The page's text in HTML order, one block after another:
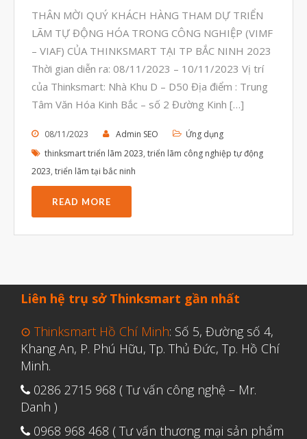
Tháng Bảy 2022
Tháng Sáu 2022
Tháng Năm 2022
Tháng Ba 2022
Tháng Một 2022
Tháng Năm 2021
Tháng Ba 2021
Tháng Mười Hai 2020
THÂN MỜI QUÝ KHÁCH HÀNG THAM DỰ TRIỂN
LÃM TỰ ĐỘNG HÓA TRONG CÔNG NGHIỆP (VIMF
– VIAF) CỦA THINKSMART TẠI TP BẮC NINH 2023
Thời gian diễn ra: 08/11/2023 – 10/11/2023 Vị trí
của Thinksmart: Nhà Khu D – D50 Địa điểm : Trung
Tâm Văn Hóa Kinh Bắc – số 2 Đường Kinh […]
08/11/2023 Admin SEO
Ứng dụng
thinksmart triển lãm 2023, triển lãm công nghiệp tự động
2023, triển lãm tại bắc ninh
READ MORE
Liên hệ trụ sở Thinksmart gần nhất
⊙ Thinksmart Hồ Chí Minh: Số 5, Đường số 4,
Khang An, P. Phú Hữu, Tp. Thủ Đức, Tp. Hồ Chí
Minh.
0286 2715 968 ( Tư vấn công nghệ – Mr.
Danh )
0968 968 468 ( Tư vấn thương mại sản phẩm